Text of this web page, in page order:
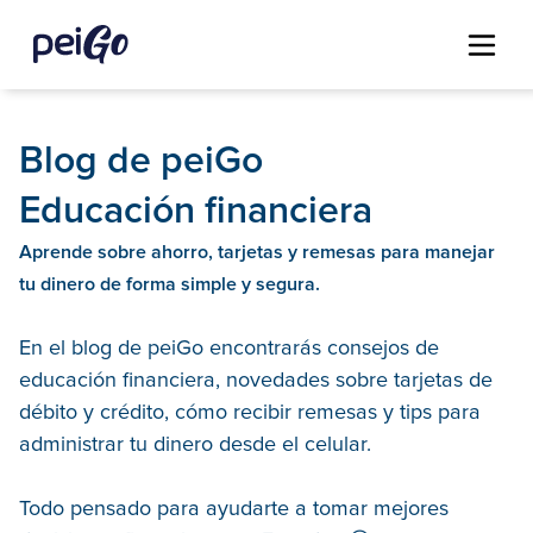
Blog de peiGo
Educación financiera
Aprende sobre ahorro, tarjetas y remesas para manejar
tu dinero de forma simple y segura.
En el blog de peiGo encontrarás consejos de
educación financiera, novedades sobre tarjetas de
débito y crédito, cómo recibir remesas y tips para
administrar tu dinero desde el celular.
Todo pensado para ayudarte a tomar mejores